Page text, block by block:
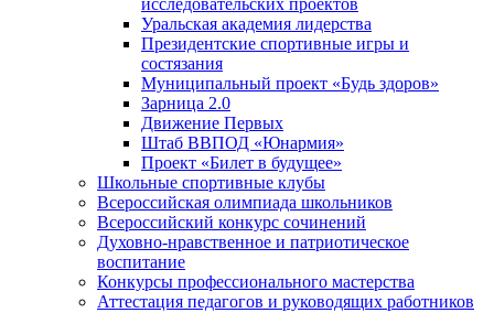
исследовательских проектов
Уральская академия лидерства
Президентские спортивные игры и
состязания
Муниципальный проект «Будь здоров»
Зарница 2.0
Движение Первых
Штаб ВВПОД «Юнармия»
Проект «Билет в будущее»
Школьные спортивные клубы
Всероссийская олимпиада школьников
Всероссийский конкурс сочинений
Духовно-нравственное и патриотическое
воспитание
Конкурсы профессионального мастерства
Аттестация педагогов и руководящих работников